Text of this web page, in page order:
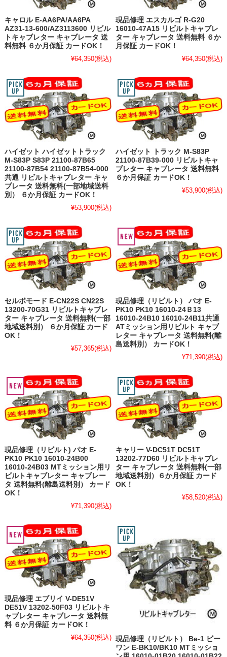
キャロル E-AA6PA/AA6PA
AZ31-13-600/AZ3113600 リビル
トキャブレター キャブレータ 送
料無料 ６か月保証 カードOK！
¥64,350(税込)
現品修理 エスカルゴ R-G20
16010-47A15 リビルトキャブレ
ター キャブレータ 送料無料 ６か
月保証 カードOK！
¥64,350(税込)
ハイゼット ハイゼットトラック
M-S83P S83P 21100-87B65
21100-87B54 21100-87B54-000
共通 リビルトキャブレター キャ
ブレータ 送料無料(一部地域送料
別） ６か月保証 カードOK！
¥53,900(税込)
ハイゼット トラック M-S83P
21100-87B39-000 リビルトキャ
ブレター キャブレータ 送料無料
６か月保証 カードOK！
¥53,900(税込)
セルボモード E-CN22S CN22S
13200-70G31 リビルトキャブレ
ター キャブレータ 送料無料(一部
地域送料別） ６か月保証 カード
OK！
¥57,365(税込)
現品修理（リビルト） パオ E-
PK10 PK10 16010-24Ｂ13
16010-24B10 16010-24B11共通
ATミッション用リビルト キャブ
レター キャブレータ 送料無料(離
島送料別） カードOK！
¥71,390(税込)
現品修理（リビルト) パオ E-
PK10 PK10 16010-24B00
16010-24B03 MTミッション用リ
ビルトキャブレター キャブレー
タ 送料無料(離島送料別） カード
OK！
¥71,390(税込)
キャリー V-DC51T DC51T
13202-77D60 リビルトキャブレ
ター キャブレータ 送料無料(一部
地域送料別）６か月保証 カード
OK！
¥58,520(税込)
現品修理 エブリイ V-DE51V
DE51V 13202-50F03 リビルトキ
ャブレター キャブレータ 送料無
料 ６か月保証 カードOK！
¥64,350(税込) 現品修理（リビルト） Be-1 ビー
ワン E-BK10/BK10 MTミッショ